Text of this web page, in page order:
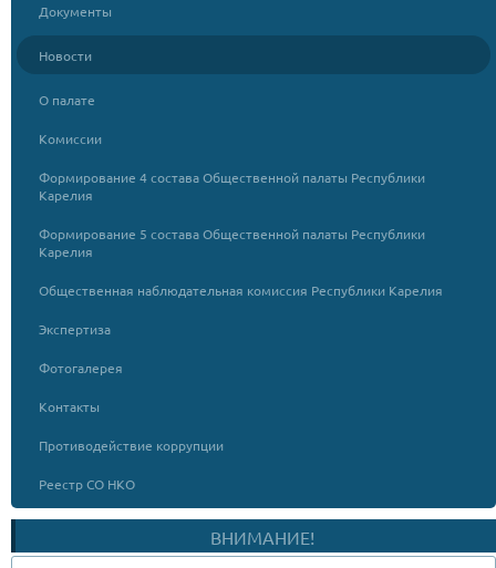
Документы
Новости
О палате
Комиссии
Формирование 4 состава Общественной палаты Республики
Карелия
Формирование 5 состава Общественной палаты Республики
Карелия
Общественная наблюдательная комиссия Республики Карелия
Экспертиза
Фотогалерея
Контакты
Противодействие коррупции
Реестр СО НКО
ВНИМАНИЕ!